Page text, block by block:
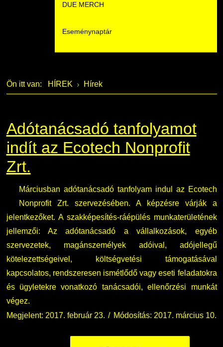
Moodle
Átjelentkezőknek
Karrier
EHÖK
Ösztöndíjak
Kiemelt ösztöndíjak
Nemzetközi Lehetőségek
Szolgáltatások
Könyvtár
Szakmentori rendszer
Felnőttképzés
HASIT
Moodle
K+F+I
Átjelentkezőknek
Kapcsolat
Családbarát Szolgáltató
Dokumentumok
Érdekvédelmi testületek
Szervezeti felépítés
Szabályzatok
Díjak, elismerések
Telefonkönyv
Intézményi és Tanulmányi Tájékoztató
Együttműködő partnereink
DUE MERCH
Eseménynaptár
Ön itt van: HÍREK Hírek
Adótanácsadó tanfolyamot
indít az Ecotech Nonprofit
Zrt.
Márciusban adótanácsadó tanfolyam indul az Ecotech
Nonprofit Zrt. szervezésében. A képzésre várják a
jelentkezőket. A szakképesítés-ráépülés munkaterületének
jellemzői: Az adótanácsadó a vállalkozások, egyéb
szervezetek, magánszemélyek adóival, adójellegű
kötelezettségeivel, költségvetési támogatásával
kapcsolatos, rendszeresen ismétlődő vagy eseti feladatokra
és ügyletekre vonatkozó tanácsadói, ellenőrzési munkát
végez.
Megjelent: 2017. február 23.
Módosítás: 2017. március 10.